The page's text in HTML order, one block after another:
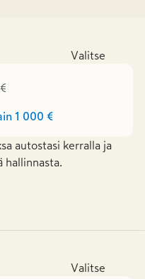
Valitse
1 000 €
autostasi kerralla ja
hallinnasta.
Valitse